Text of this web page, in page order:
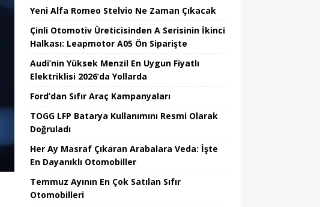
Yeni Alfa Romeo Stelvio Ne Zaman Çıkacak
Çinli Otomotiv Üreticisinden A Serisinin İkinci
Halkası: Leapmotor A05 Ön Siparişte
Audi’nin Yüksek Menzil En Uygun Fiyatlı
Elektriklisi 2026’da Yollarda
Ford’dan Sıfır Araç Kampanyaları
TOGG LFP Batarya Kullanımını Resmi Olarak
Doğruladı
Her Ay Masraf Çıkaran Arabalara Veda: İşte
En Dayanıklı Otomobiller
Temmuz Ayının En Çok Satılan Sıfır
Otomobilleri